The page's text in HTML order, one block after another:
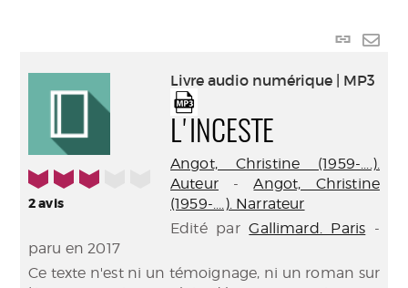
Lien
par
3/5
2avis
Livre audio numérique | MP3
L'INCESTE
Angot, Christine (1959-....).
Auteur-Angot, Christine
(1959-....). Narrateur
Edité parGallimard. Paris -
paru en 2017
Ce texte n'est ni un témoignage, ni un roman sur